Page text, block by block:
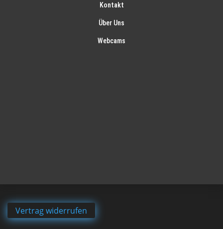
Kontakt
Über Uns
Webcams
Vertrag widerrufen